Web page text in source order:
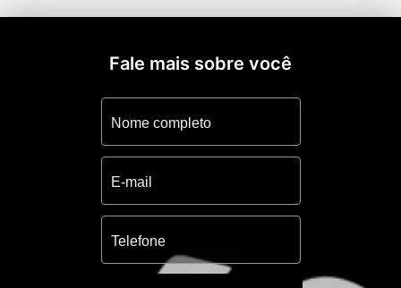
Fale mais sobre você